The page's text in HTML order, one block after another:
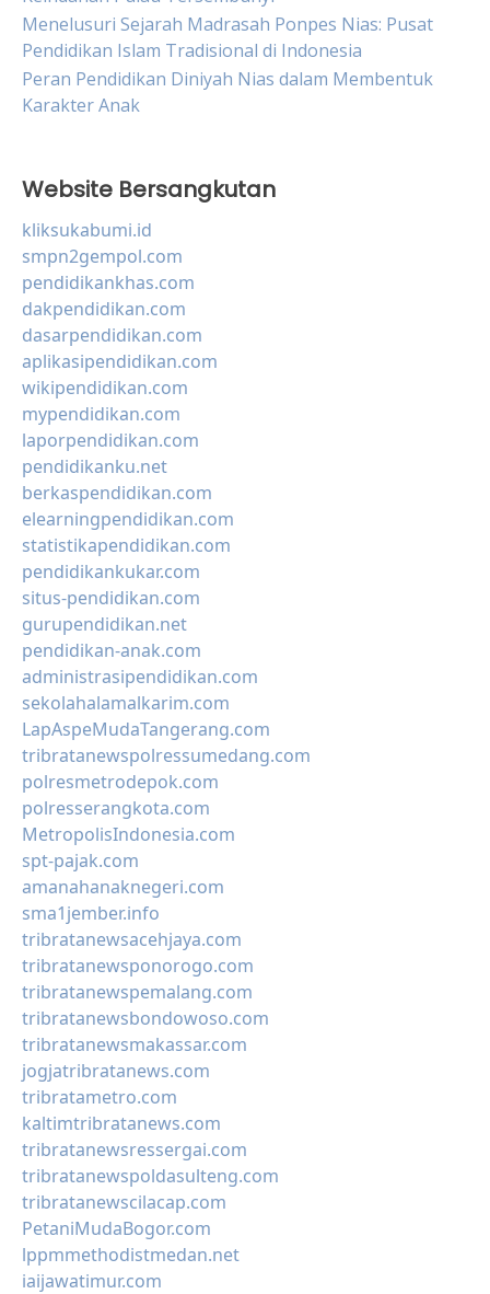
Menelusuri Sejarah Madrasah Ponpes Nias: Pusat
Pendidikan Islam Tradisional di Indonesia
Peran Pendidikan Diniyah Nias dalam Membentuk
Karakter Anak
Website Bersangkutan
kliksukabumi.id
smpn2gempol.com
pendidikankhas.com
dakpendidikan.com
dasarpendidikan.com
aplikasipendidikan.com
wikipendidikan.com
mypendidikan.com
laporpendidikan.com
pendidikanku.net
berkaspendidikan.com
elearningpendidikan.com
statistikapendidikan.com
pendidikankukar.com
situs-pendidikan.com
gurupendidikan.net
pendidikan-anak.com
administrasipendidikan.com
sekolahalamalkarim.com
LapAspeMudaTangerang.com
tribratanewspolressumedang.com
polresmetrodepok.com
polresserangkota.com
MetropolisIndonesia.com
spt-pajak.com
amanahanaknegeri.com
sma1jember.info
tribratanewsacehjaya.com
tribratanewsponorogo.com
tribratanewspemalang.com
tribratanewsbondowoso.com
tribratanewsmakassar.com
jogjatribratanews.com
tribratametro.com
kaltimtribratanews.com
tribratanewsressergai.com
tribratanewspoldasulteng.com
tribratanewscilacap.com
PetaniMudaBogor.com
lppmmethodistmedan.net
iaijawatimur.com